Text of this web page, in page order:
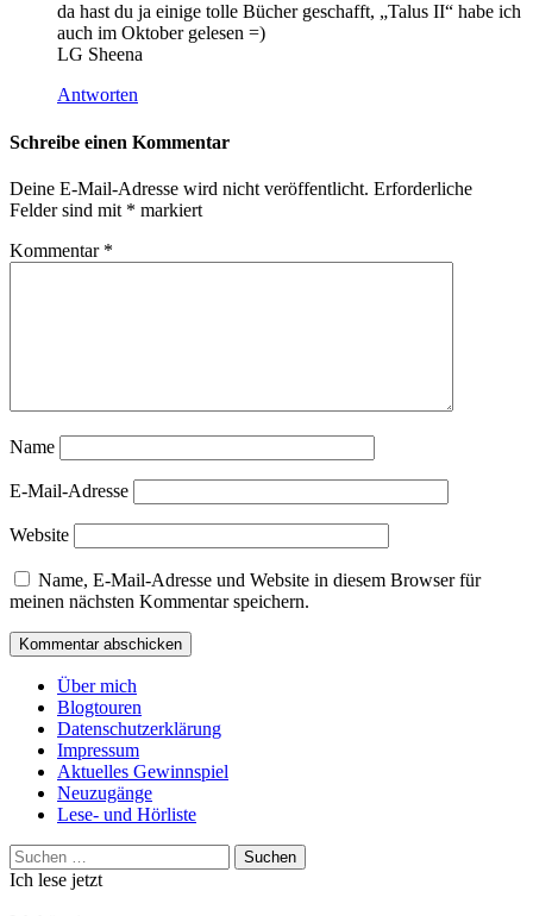
da hast du ja einige tolle Bücher geschafft, „Talus II“ habe ich
auch im Oktober gelesen =)
LG Sheena
Antworten
Schreibe einen Kommentar
Deine E-Mail-Adresse wird nicht veröffentlicht. Erforderliche
Felder sind mit * markiert
Kommentar *
Name
E-Mail-Adresse
Website
Name, E-Mail-Adresse und Website in diesem Browser für
meinen nächsten Kommentar speichern.
Über mich
Blogtouren
Datenschutzerklärung
Impressum
Aktuelles Gewinnspiel
Neuzugänge
Lese- und Hörliste
Suchen
nach:
Ich lese jetzt